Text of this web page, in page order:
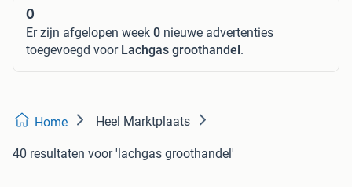
0
Er zijn afgelopen week 0 nieuwe advertenties
toegevoegd voor Lachgas groothandel.
Home Heel Marktplaats
40 resultaten voor 'lachgas groothandel'